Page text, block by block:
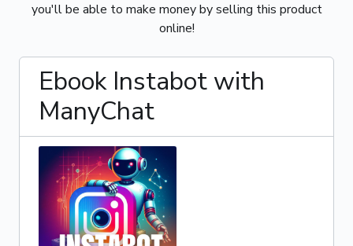
you'll be able to make money by selling this product
online!
Ebook Instabot with
ManyChat